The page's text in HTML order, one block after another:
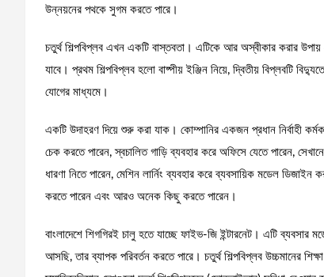
উন্নয়নের পথকে সুগম করতে পারে।
চতুর্থ শিল্পবিপ্লব এখন একটি বাস্তবতা। এটিকে আর অস্বীকার করার
যাবে। প্রথম শিল্পবিপ্লব হলো বাষ্পীয় ইঞ্জিন নিয়ে, দ্বিতীয় বিপ্লবটি
যোগের মাধ্যমে।
একটি উদাহরণ দিয়ে শুরু করা যাক। কোম্পানির একজন প্রধান নির্বাহী
চেক করতে পারেন, স্বচালিত গাড়ি ব্যবহার করে অফিসে যেতে পারেন,
ধারণা নিতে পারেন, মেশিন লার্নিং ব্যবহার করে ব্যবসায়িক মডেল ডিজাইন
করতে পারেন এবং আরও অনেক কিছু করতে পারেন।
বাংলাদেশে শিগগিরই চালু হতে যাচ্ছে ফাইভ-জি ইন্টারনেট। এটি ব্যবসার
আসছি, তার ব্যাপক পরিবর্তন করতে পারে। চতুর্থ শিল্পবিপ্লব উচ্চমানের